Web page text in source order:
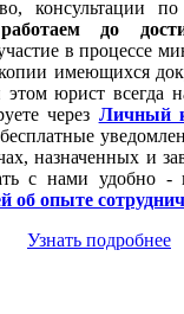
консультации
до
в процессе
копии имеющихся
этом юрист всегда
через Личный
назначенных и
с нами удобно -
об опыте
Узнать подробнее